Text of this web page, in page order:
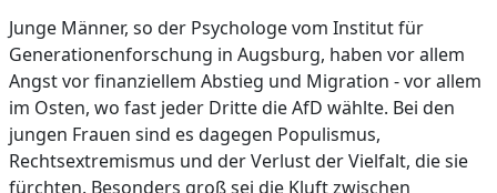
Junge Männer, so der Psychologe vom Institut für
Generationenforschung in Augsburg, haben vor allem
Angst vor finanziellem Abstieg und Migration - vor allem
im Osten, wo fast jeder Dritte die AfD wählte. Bei den
jungen Frauen sind es dagegen Populismus,
Rechtsextremismus und der Verlust der Vielfalt, die sie
fürchten. Besonders groß sei die Kluft zwischen